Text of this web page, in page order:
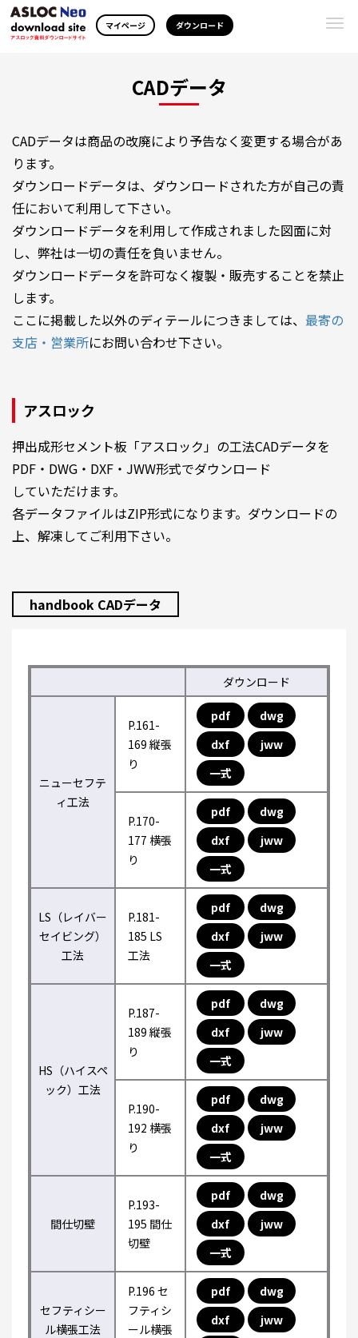
マイページ ダウンロード
CADデータ
CADデータは商品の改廃により予告なく変更する場合があ
ります。
ダウンロードデータは、ダウンロードされた方が自己の責
任において利用して下さい。
ダウンロードデータを利用して作成されました図面に対
し、弊社は一切の責任を負いません。
ダウンロードデータを許可なく複製・販売することを禁止
します。
ここに掲載した以外のディテールにつきましては、 最寄の
支店・営業所にお問い合わせ下さい。
アスロック
押出成形セメント板「アスロック」の工法CADデータを
PDF・DWG・DXF・JWW形式でダウンロード
していただけます。
各データファイルはZIP形式になります。ダウンロードの
上、解凍してご利用下さい。
handbook CADデータ
ダウンロード
ニューセフテ
ィ工法
P.161-
169 縦張
り
pdf
dwg
dxf
jww
一式
P.170-
177 横張
り
pdf
dwg
dxf
jww
一式
LS（レイバー
セイビング）
工法
P.181-
185 LS
工法
pdf
dwg
dxf
jww
一式
HS（ハイスペ
ック）工法
P.187-
189 縦張
り
pdf
dwg
dxf
jww
一式
P.190-
192 横張
り
pdf
dwg
dxf
jww
一式
間仕切壁
P.193-
195 間仕
切壁
pdf
dwg
dxf
jww
一式
セフティシー
ル横張工法
P.196 セ
フティシ
ール横張
pdf
dwg
dxf
jww